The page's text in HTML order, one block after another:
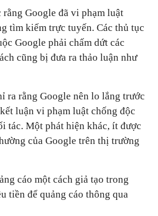
Google đã vi phạm luật
tìm kiếm trực tuyến. Các thủ tục
Google phải chấm dứt các
cũng bị đưa ra thảo luận như
ra rằng Google nên lo lắng trước
luận vi phạm luật chống độc
tác. Một phát hiện khác, ít được
của Google trên thị trường
cáo một cách giả tạo trong
tiền để quảng cáo thông qua